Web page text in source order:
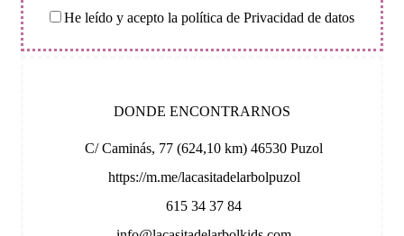
He leído y acepto la política de Privacidad de datos
DONDE ENCONTRARNOS
C/ Caminás, 77 (624,10 km) 46530 Puzol
https://m.me/lacasitadelarbolpuzol
615 34 37 84